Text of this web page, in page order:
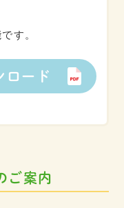
す。
ロード
ご案内